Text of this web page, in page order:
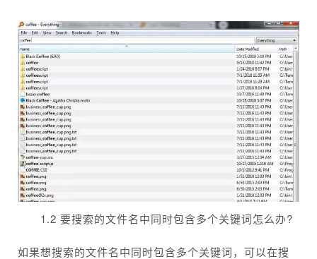
1.2 要搜索的文件名中同时包含多个关键词怎么办?
如果想搜索的文件名中同时包含多个关键词，可以在搜